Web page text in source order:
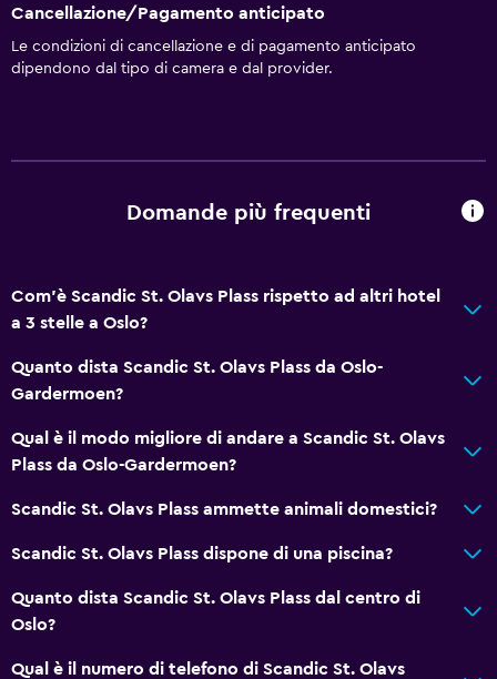
Cancellazione/Pagamento anticipato
Le condizioni di cancellazione e di pagamento anticipato
dipendono dal tipo di camera e dal provider.
Domande più frequenti
Com'è Scandic St. Olavs Plass rispetto ad altri hotel
a 3 stelle a Oslo?
Quanto dista Scandic St. Olavs Plass da Oslo-
Gardermoen?
Qual è il modo migliore di andare a Scandic St. Olavs
Plass da Oslo-Gardermoen?
Scandic St. Olavs Plass ammette animali domestici?
Scandic St. Olavs Plass dispone di una piscina?
Quanto dista Scandic St. Olavs Plass dal centro di
Oslo?
Qual è il numero di telefono di Scandic St. Olavs